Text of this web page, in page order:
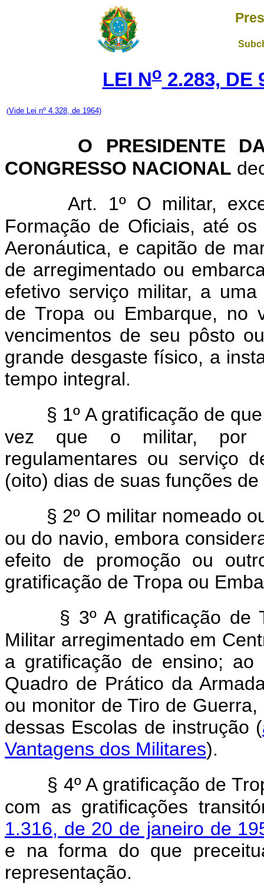
LEI No2.283, DE
(Vide Lei nº 4.328, de 1964)
O PRESIDENTE
CONGRESSO NACIONAL
Art. 1º O militar,
Formação de Oficiais, até
Aeronáutica, e capitão de
de arregimentado ou
efetivo serviço militar, a
de Tropa ou Embarque, no
vencimentos de seu pôsto
grande desgaste físico, a
tempo integral.
§ 1º A gratificação de
vez que o militar, por
regulamentares ou serviço
(oito) dias de suas funções
§ 2º O militar nomeado
ou do navio, embora
efeito de promoção ou
gratificação de Tropa ou
§ 3º A gratificação de
Militar arregimentado em
a gratificação de ensino;
Quadro de Prático da
ou monitor de Tiro de
dessas Escolas de instrução (
Vantagens dos Militares).
§ 4º A gratificação de
com as gratificações
1.316, de 20 de janeiro de
e na forma do que
representação.